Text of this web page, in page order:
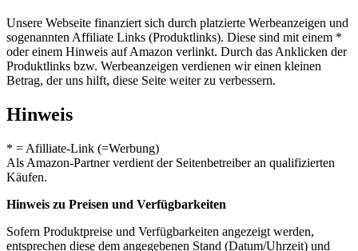
Unsere Webseite finanziert sich durch platzierte Werbeanzeigen und
sogenannten Affiliate Links (Produktlinks). Diese sind mit einem *
oder einem Hinweis auf Amazon verlinkt. Durch das Anklicken der
Produktlinks bzw. Werbeanzeigen verdienen wir einen kleinen
Betrag, der uns hilft, diese Seite weiter zu verbessern.
Hinweis
* = Afilliate-Link (=Werbung)
Als Amazon-Partner verdient der Seitenbetreiber an qualifizierten
Käufen.
Hinweis zu Preisen und Verfügbarkeiten
Sofern Produktpreise und Verfügbarkeiten angezeigt werden,
entsprechen diese dem angegebenen Stand (Datum/Uhrzeit) und